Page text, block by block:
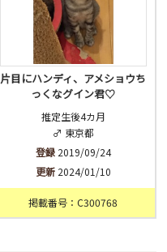
片目にハンディ、アメショウち
っくなグイン君♡
推定生後4カ月
♂ 東京都
登録2019/09/24
更新2024/01/10
掲載番号：C300768